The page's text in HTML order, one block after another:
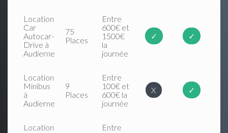
Location
Car
Autocar-
Drive à
Audierne
75
Places
Entre
600€ et
1500€
la
journée
✓ ✓
Location
Minibus
à
Audierne
9
Places
Entre
100€ et
600€ la
journée
X ✓
Location
Entre